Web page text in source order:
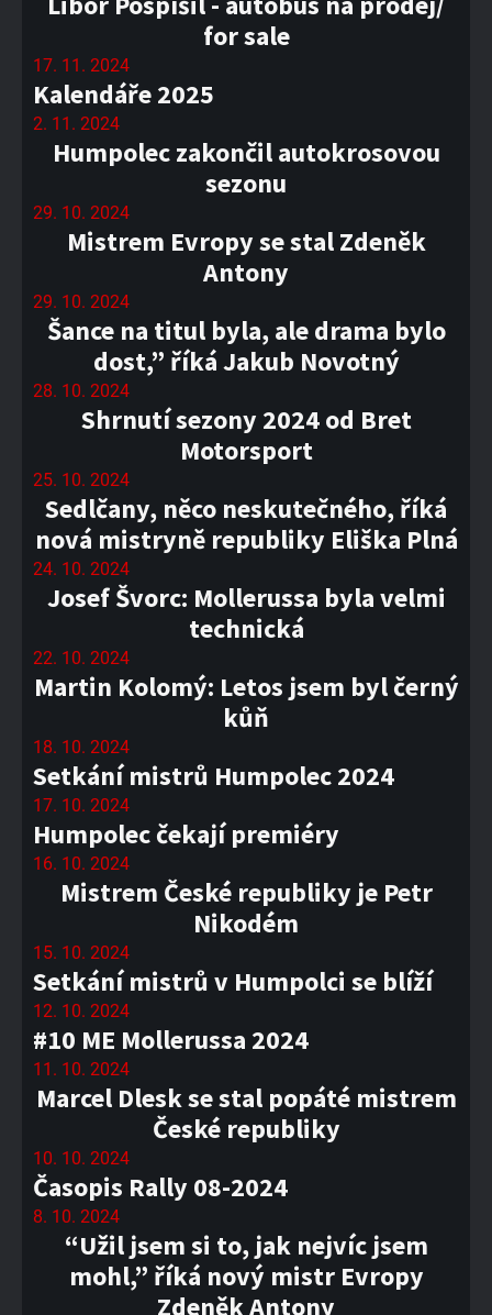
for sale
17. 11. 2024
Kalendáře 2025
2. 11. 2024
Humpolec zakončil autokrosovou
sezonu
29. 10. 2024
Mistrem Evropy se stal Zdeněk
Antony
29. 10. 2024
Šance na titul byla, ale drama bylo
dost,” říká Jakub Novotný
28. 10. 2024
Shrnutí sezony 2024 od Bret
Motorsport
25. 10. 2024
Sedlčany, něco neskutečného, říká
nová mistryně republiky Eliška Plná
24. 10. 2024
Josef Švorc: Mollerussa byla velmi
technická
22. 10. 2024
Martin Kolomý: Letos jsem byl černý
kůň
18. 10. 2024
Setkání mistrů Humpolec 2024
17. 10. 2024
Humpolec čekají premiéry
16. 10. 2024
Mistrem České republiky je Petr
Nikodém
15. 10. 2024
Setkání mistrů v Humpolci se blíží
12. 10. 2024
#10 ME Mollerussa 2024
11. 10. 2024
Marcel Dlesk se stal popáté mistrem
České republiky
10. 10. 2024
Časopis Rally 08-2024
8. 10. 2024
“Užil jsem si to, jak nejvíc jsem
mohl,” říká nový mistr Evropy
Zdeněk Antony